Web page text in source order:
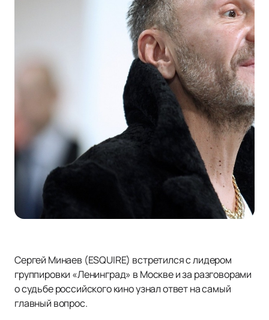
Сергей Минаев (ESQUIRE) встретился с лидером
группировки «Ленинград» в Москве и за разговорами
о судьбе российского кино узнал ответ на самый
главный вопрос.